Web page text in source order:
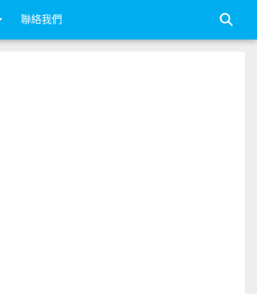
聯絡我們